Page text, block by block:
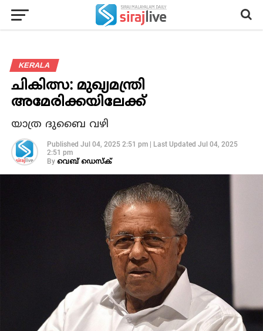
KERALA
ചികിത്സ: മുഖ്യമന്ത്രി
അമേരിക്കയിലേക്ക്
യാത്ര ദുബൈ വഴി
Published Jul 04, 2025 2:51 pm| Last Updated Jul 04, 2025
2:51 pm
By വെബ് ഡെസ്‌ക്